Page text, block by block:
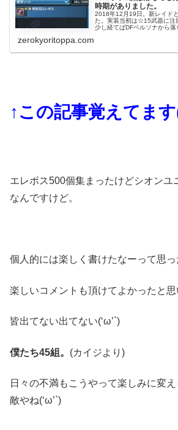
時期がありました。
2018年12月19日。新レイド
た。実装当初は☆15武器に注
少し経てばDFペルソナから
zerokyoritoppa.com
↑この記事覚えてます
エレボス500個集まったけどシオンユ
なんですけど。
個人的には楽しく書けたなーって思っ
楽しいコメントも頂けてよかったと思
皆出てない出てない(‘ω’`)
僕たち45組。 (カイジより)
日々の不満もこうやって楽しみに変
敵やね(‘ω’`)